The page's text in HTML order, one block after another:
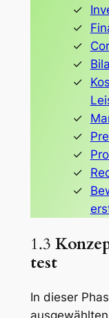
1.3
test
In dieser